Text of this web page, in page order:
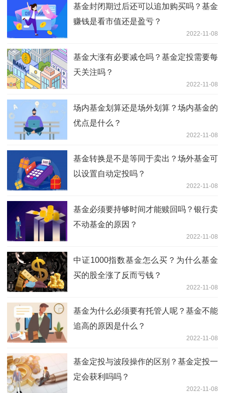
基金封闭期过后还可以追加购买吗？基金
赚钱是看市值还是盈亏？
2022-11-08
基金大涨有必要减仓吗？基金定投需要每
天关注吗？
2022-11-08
场内基金划算还是场外划算？场内基金的
优点是什么？
2022-11-08
基金转换是不是等同于卖出？场外基金可
以设置自动定投吗？
2022-11-08
基金必须要持够时间才能赎回吗？银行卖
不动基金的原因？
2022-11-08
中证1000指数基金怎么买？为什么基金
买的股全涨了反而亏钱？
2022-11-08
基金为什么必须要有托管人呢？基金不能
追高的原因是什么？
2022-11-08
基金定投与波段操作的区别？基金定投一
定会获利吗吗？
2022-11-08